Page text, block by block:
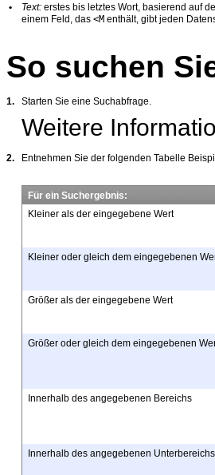
•
Text: erstes bis letztes Wort, basierend auf
einem Feld, das <M enthält, gibt jeden
So suchen
1. Starten Sie eine Suchabfrage.
Weitere
2. Entnehmen Sie der folgenden Tabelle
Für ein Suchergebnis:
Kleiner als der eingegebene Wert
Kleiner oder gleich dem eingegebenen
Größer als der eingegebene Wert
Größer oder gleich dem eingegebenen
Innerhalb des angegebenen Bereichs
Innerhalb des angegebenen Unterbereichs